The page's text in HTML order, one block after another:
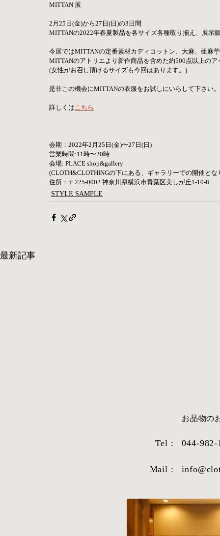
MITTAN 展
2月25日(金)から27日(日)の3日間
MITTANの2022年春夏製品を各サイズ各種取り揃え、展示
今展ではMITTANの定番素材カディコットン、大麻、亜麻
MITTANのアトリエより新作商品を含めた約500点以上の
(女性がお召し頂けるサイズも今回はあります。)
是非この機会にMITTANの衣服をお試しにいらして下さい。
詳しくは こちら
会期：2022年2月25日(金)〜27日(日)
営業時間:11時〜20時
会場: PLACE shop&gallery
(CLOTH&CLOTHINGの下にある、ギャラリーでの開催と
住所：〒225-0002 神奈川県横浜市青葉区美しが丘1-10-8
STYLE SAMPLE
最新記事
お品物の
Tel : 044-982-
Mail :